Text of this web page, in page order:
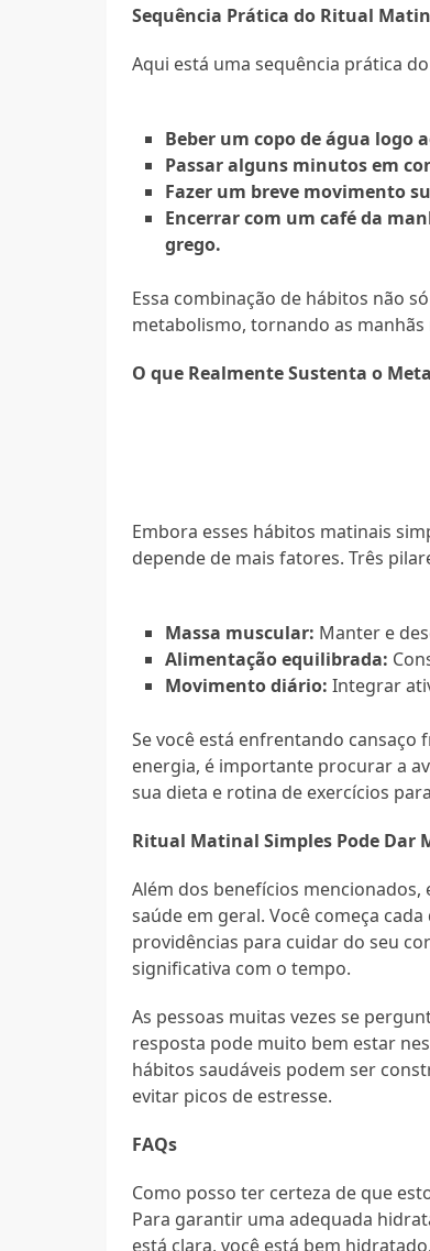
Sequência Prática do Ritual
Aqui está uma sequência prática
Beber um copo de água logo
Passar alguns minutos em
Fazer um breve movimento
Encerrar com um café da
grego.
Essa combinação de hábitos não
metabolismo, tornando as
O que Realmente Sustenta o
Embora esses hábitos matinais
depende de mais fatores. Três
Massa muscular: Manter e
Alimentação equilibrada:
Movimento diário: Integrar
Se você está enfrentando
energia, é importante procurar a
sua dieta e rotina de exercícios
Ritual Matinal Simples Pode Dar
Além dos benefícios
saúde em geral. Você começa
providências para cuidar do seu
significativa com o tempo.
As pessoas muitas vezes se
resposta pode muito bem estar
hábitos saudáveis podem ser
evitar picos de estresse.
FAQs
Como posso ter certeza de que
Para garantir uma adequada
está clara, você está bem